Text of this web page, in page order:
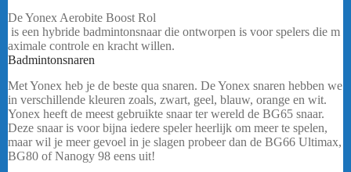
De Yonex Aerobite Boost Rol
is een hybride badmintonsnaardie ontworpen is voorspelers die m
aximale controle en kracht willen.
Badmintonsnaren
Met Yonex heb je de beste qua snaren. De Yonex snaren hebben we
in verschillende kleuren zoals, zwart, geel, blauw, orange en wit.
Yonex heeft de meest gebruikte snaar ter wereld de BG65 snaar.
Deze snaar is voor bijna iedere speler heerlijk om meer te spelen,
maar wil je meer gevoel in je slagen probeer dan de BG66 Ultimax,
BG80 of Nanogy 98 eens uit!